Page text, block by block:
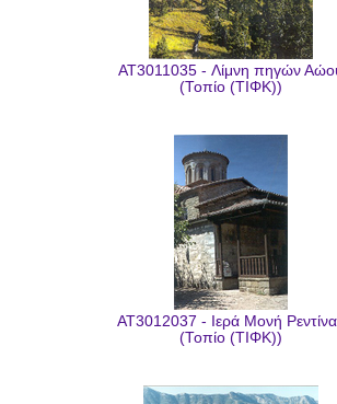
AT3011035 - Λίμνη πηγών
(Τοπίο (ΤΙΦΚ))
AT3012037 - Ιερά Μονή
(Τοπίο (ΤΙΦΚ))